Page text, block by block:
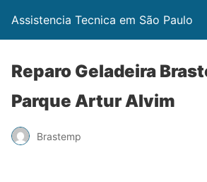
Assistencia Tecnica em São Paulo
Reparo Geladeira
Parque Artur Alvim
Brastemp